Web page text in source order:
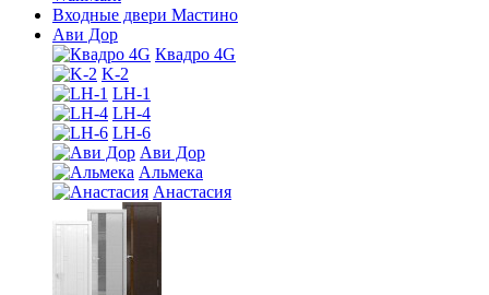
Входные двери Мастино
Ави Дор
Квадро 4G
K-2
LH-1
LH-4
LH-6
Ави Дор
Альмека
Анастасия